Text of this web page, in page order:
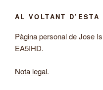
AL VOLTANT D’ESTA
Pàgina personal de Jose
EA5IHD.
Nota legal.